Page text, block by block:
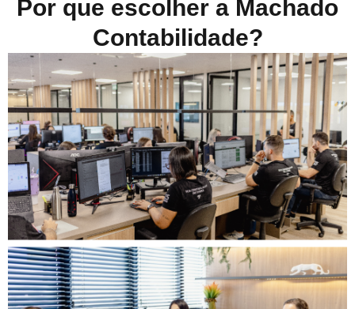
Por que escolher a Machado
Contabilidade?